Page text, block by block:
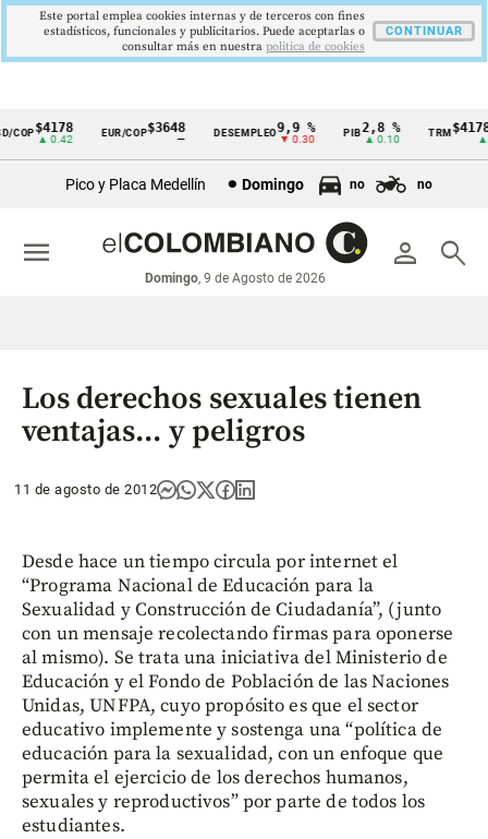
Cintillo
económicos
Colombia
$4178
▲ 0.42
EUR/COP$3648 DESEMPLEO 9,9 %
▼ 0.30
PIB2,8 %
▲ 0.10
TRM
▲
Pico y Placa Medellín Domingo no no
person search
Domingo, 9 de Agosto de 2026
menu
Los derechos sexuales tienen
ventajas... y peligros
11 de agosto de 2012
Desde hace un tiempo circula por internet el
“Programa Nacional de Educación para la
Sexualidad y Construcción de Ciudadanía”, (junto
con un mensaje recolectando firmas para oponerse
al mismo). Se trata una iniciativa del Ministerio de
Educación y el Fondo de Población de las Naciones
Unidas, UNFPA, cuyo propósito es que el sector
educativo implemente y sostenga una “política de
educación para la sexualidad, con un enfoque que
permita el ejercicio de los derechos humanos,
sexuales y reproductivos” por parte de todos los
estudiantes.
Este portal emplea cookies internas y de terceros con fines
estadísticos, funcionales y publicitarios. Puede aceptarlas o
consultar más en nuestra politica de cookies
CONTINUAR